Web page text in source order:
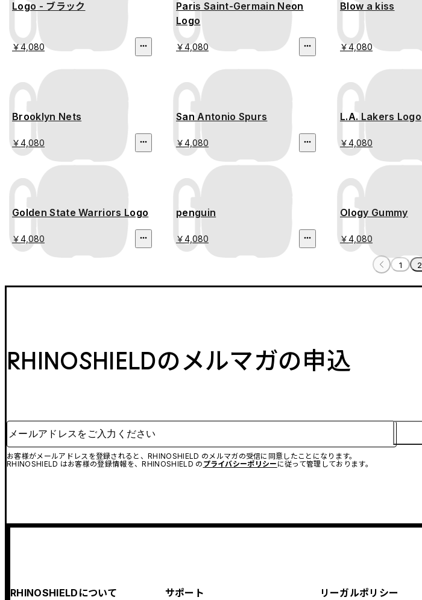
Logo - ブラック
￥4,080
Paris Saint-Germain Neon
Logo
￥4,080
Blow a kiss
￥4,080
Brooklyn Nets
￥4,080
San Antonio Spurs
￥4,080
L.A. Lakers Logo
￥4,080
Golden State Warriors Logo
￥4,080
penguin
￥4,080
Ology Gummy
￥4,080
1 2
RHINOSHIELDのメルマガの申込
メールアドレスをご入力ください
お客様がメールアドレスを登録されると、RHINOSHIELD のメルマガの受信に同意したことになります。
RHINOSHIELD はお客様の登録情報を、RHINOSHIELD の プライバシーポリシー に従って管理しております。
RHINOSHIELDについて サポート リーガルポリシー